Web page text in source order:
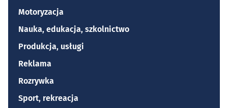
Motoryzacja
Nauka, edukacja, szkolnictwo
Produkcja, usługi
Reklama
Rozrywka
Sport, rekreacja